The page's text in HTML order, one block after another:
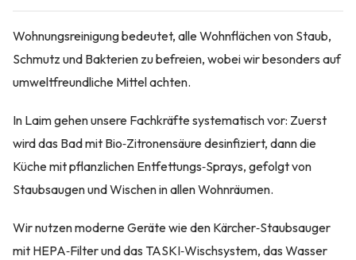
Wohnungsreinigung bedeutet, alle Wohnflächen von Staub,
Schmutz und Bakterien zu befreien, wobei wir besonders auf
umweltfreundliche Mittel achten.
In Laim gehen unsere Fachkräfte systematisch vor: Zuerst
wird das Bad mit Bio‑Zitronensäure desinfiziert, dann die
Küche mit pflanzlichen Entfettungs‑Sprays, gefolgt von
Staubsaugen und Wischen in allen Wohnräumen.
Wir nutzen moderne Geräte wie den Kärcher‑Staubsauger
mit HEPA‑Filter und das TASKI‑Wischsystem, das Wasser